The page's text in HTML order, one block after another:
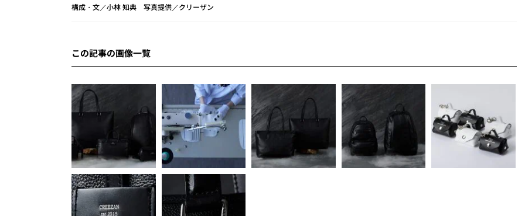
構成・文／小林 知典 写真提供／クリーザン
この記事の画像一覧